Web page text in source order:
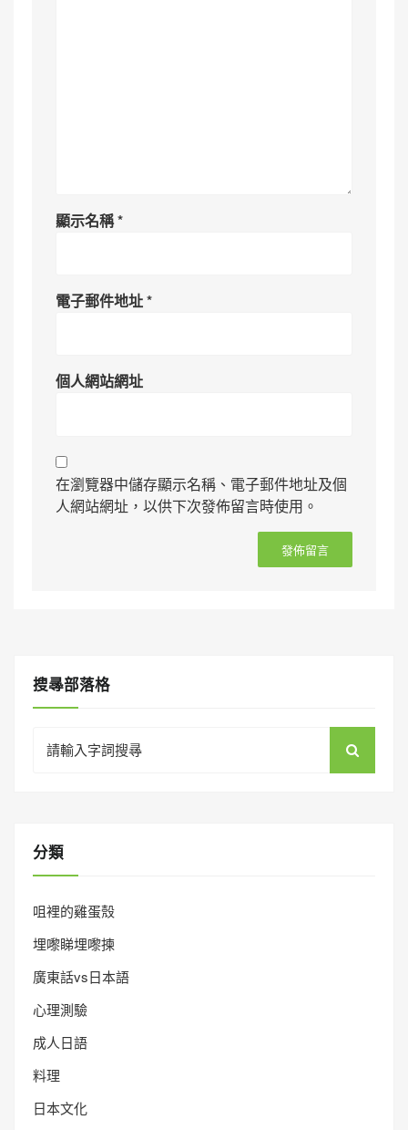
顯示名稱*
電子郵件地址*
個人網站網址
在瀏覽器中儲存顯示名稱、電子郵件地址及個
人網站網址，以供下次發佈留言時使用。
搜㝷部落格
for:
分類
咀裡的雞蛋殼
埋嚟睇埋嚟揀
廣東話vs日本語
心理測驗
成人日語
料理
日本文化